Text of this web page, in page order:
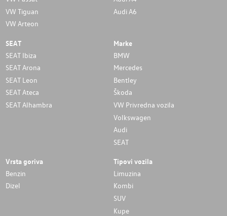
VW Tiguan
VW Arteon
Audi A6
SEAT
SEAT Ibiza
SEAT Arona
SEAT Leon
SEAT Ateca
SEAT Alhambra
Marke
BMW
Mercedes
Bentley
Škoda
VW Privredna vozila
Volkswagen
Audi
SEAT
Vrsta goriva
Benzin
Dizel
Tipovi vozila
Limuzina
Kombi
SUV
Kupe